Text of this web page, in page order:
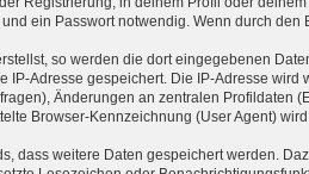
ein Passwort notwendig. Wenn durch
so werden die dort eingegebenen
Adresse gespeichert. Die IP-Adresse
Änderungen an zentralen Profildaten
Browser-Kennzeichnung (User Agent)
dass weitere Daten gespeichert werden.